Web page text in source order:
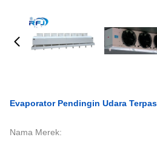
Evaporator Pendingin Udara
Nama Merek: